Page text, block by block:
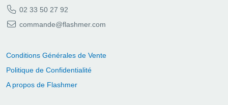
02 33 50 27 92
commande@flashmer.com
Conditions Générales de Vente
Politique de Confidentialité
A propos de Flashmer